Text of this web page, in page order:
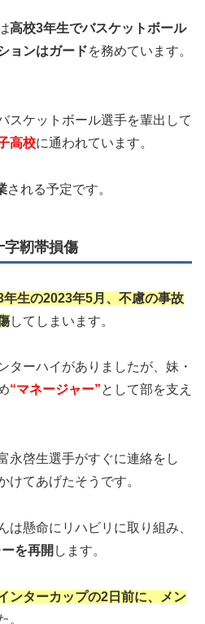
高校3年生でバスケットボール
ョンはガードを務めています。
スケットボール選手を輩出して
高校に通われています。
される予定です。
字靭帯損傷
年生の2023年5月、不慮の事故
してしまいます。
ターハイがありましたが、妹・
“マネージャー”として部を支え
永啓生選手がすぐに連絡をし
けてあげたそうです。
は懸命にリハビリに取り組み、
を再開 します。
ンターカップの2日前に、メン
。